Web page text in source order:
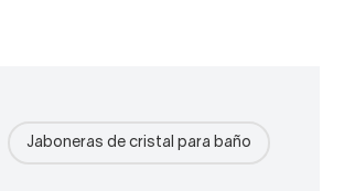
Jaboneras de cristal para baño